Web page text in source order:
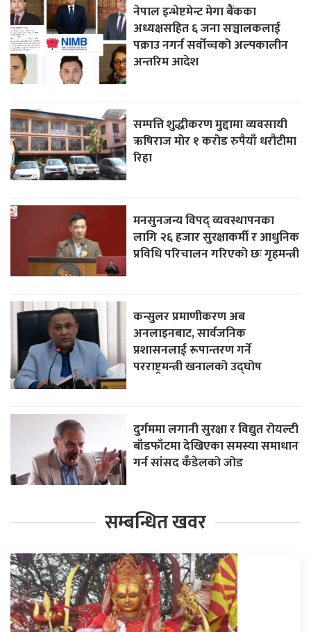
नेपाल इन्भेष्टमेन्ट मेगा बैंकका
अध्यक्षसहित ६ जना सञ्चालकलाई
पक्राउ नगर्न सर्वोच्चको अल्पकालीन
अन्तरिम आदेश
सम्पत्ति शुद्धीकरण मुद्दामा व्यवसायी
ऋषिराज मोर १ करोड रुपैयाँ धरौटीमा
रिहा
मनसुनजन्य विपद् व्यवस्थापनका
लागि २६ हजार सुरक्षाकर्मी र आधुनिक
प्रविधि परिचालन गरिएको छः गृहमन्त्री
कन्सुलर प्रमाणीकरण अब
अनलाइनबाट, सार्वजनिक
प्रशासनलाई रूपान्तरण गर्ने
परराष्ट्रमन्त्री खनालको उद्घोष
दुर्गममा लगानी सुरक्षा र विद्युत रोयल्टी
बाँडफाँटमा देखिएका समस्या समाधान
गर्न सांसद कँडेलको जोड
सम्बन्धित खवर